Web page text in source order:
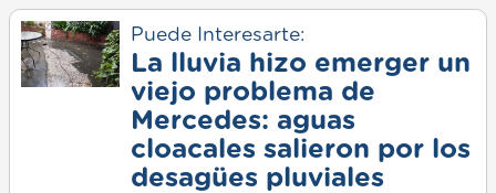
Puede Interesarte:
La lluvia hizo emerger un
viejo problema de
Mercedes: aguas
cloacales salieron por los
desagües pluviales